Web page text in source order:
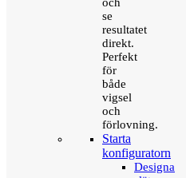
se
resultatet
direkt.
Perfekt
för
både
vigsel
och
förlovning.
Starta
konfiguratorn
Designa